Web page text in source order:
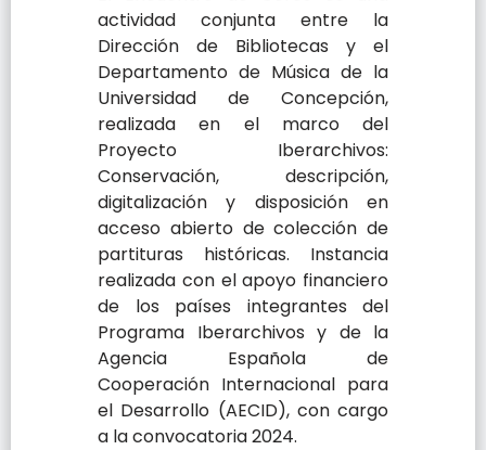
actividad conjunta entre la
Dirección de Bibliotecas y el
Departamento de Música de la
Universidad de Concepción,
realizada en el marco del
Proyecto Iberarchivos:
Conservación, descripción,
digitalización y disposición en
acceso abierto de colección de
partituras históricas. Instancia
realizada con el apoyo financiero
de los países integrantes del
Programa Iberarchivos y de la
Agencia Española de
Cooperación Internacional para
el Desarrollo (AECID), con cargo
a la convocatoria 2024.